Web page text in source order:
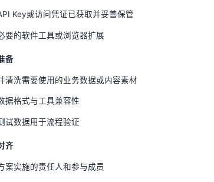
Key或访问凭证已获取并妥善保管
要的软件工具或浏览器扩展
备
清洗需要使用的业务数据或内容素材
据格式与工具兼容性
试数据用于流程验证
齐
案实施的责任人和参与成员